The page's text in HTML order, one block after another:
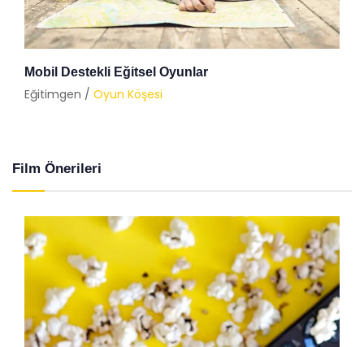
Mobil Destekli Eğitsel Oyunlar
Eğitimgen / Oyun Köşesi
Film Önerileri